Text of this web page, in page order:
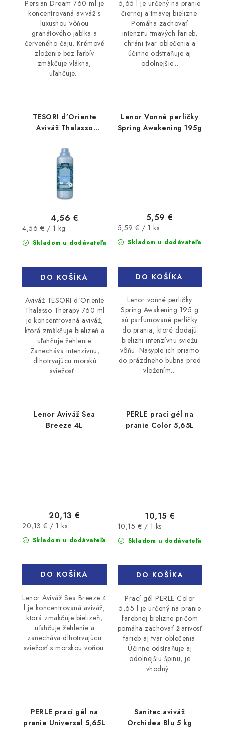
Persian Dream 760 ml je
koncentrovaná aviváž s
luxusnou vôňou
granátového jablka a
červeného čaju. Krémové
zloženie bez farbív
zmäkčuje vlákna,
uľahčuje...
5,65 l je určený na pranie
čiernej a tmavej bielizne.
Pomáha zachovať
intenzitu tmavých farieb,
chráni tvar oblečenia a
účinne odstraňuje aj
odolnejšie...
TESORI d’Oriente
Aviváž Thalasso
Skladom u dodávateľa
4,56 €
Jednotková
cena:
4,56 € / 1 kg
DO KOŠÍKA
Aviváž TESORI d’Oriente
Thalasso Therapy 760 ml
je koncentrovaná aviváž,
ktorá zmäkčuje bielizeň a
uľahčuje žehlenie.
Zanecháva intenzívnu,
dlhotrvajúcu morskú
sviežosť...
Lenor Vonné perličky
Spring Awakening 195g
Skladom u dodávateľa
5,59 €
Jednotková
cena:
5,59 € / 1 ks
DO KOŠÍKA
Lenor vonné perličky
Spring Awakening 195 g
sú parfumované perličky
do prania, ktoré dodajú
bielizni intenzívnu sviežu
vôňu. Nasypte ich priamo
do prázdneho bubna pred
vložením...
Lenor Aviváž Sea
Breeze 4L
Skladom u dodávateľa
20,13 €
Jednotková
cena:
20,13 € / 1 ks
DO KOŠÍKA
Lenor Aviváž Sea Breeze 4
l je koncentrovaná aviváž,
ktorá zmäkčuje bielizeň,
uľahčuje žehlenie a
zanecháva dlhotrvajúcu
sviežosť s morskou voňou.
PERLE prací gél na
pranie Color 5,65L
Skladom u dodávateľa
10,15 €
Jednotková
cena:
10,15 € / 1 ks
DO KOŠÍKA
Prací gél PERLE Color
5,65 l je určený na pranie
farebnej bielizne pričom
pomáha zachovať žiarivosť
farieb aj tvar oblečenia.
Účinne odstraňuje aj
odolnejšiu špinu, je
vhodný...
PERLE prací gél na
pranie Universal 5,65L
Sanitec aviváž
Orchidea Blu 5 kg